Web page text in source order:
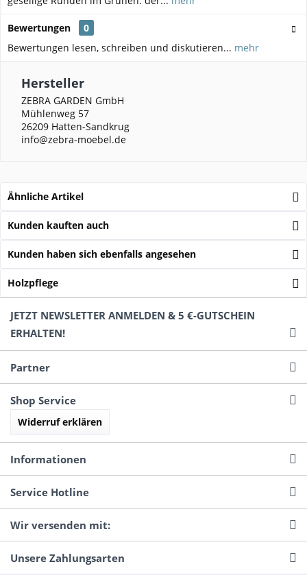
Bewertungen
0
Bewertungen lesen, schreiben und diskutieren... mehr
Hersteller
ZEBRA GARDEN GmbH
Mühlenweg 57
26209 Hatten-Sandkrug
info@zebra-moebel.de
Ähnliche Artikel
Kunden kauften auch
Kunden haben sich ebenfalls angesehen
Holzpflege
JETZT NEWSLETTER ANMELDEN & 5 €-GUTSCHEIN
ERHALTEN!
Partner
Shop Service
Widerruf erklären
Informationen
Service Hotline
Wir versenden mit:
Unsere Zahlungsarten